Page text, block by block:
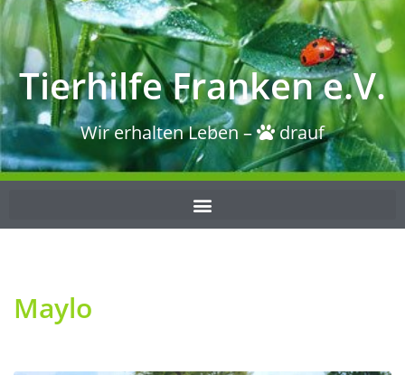
Tierhilfe Franken e.V.
Wir erhalten Leben – drauf
Maylo